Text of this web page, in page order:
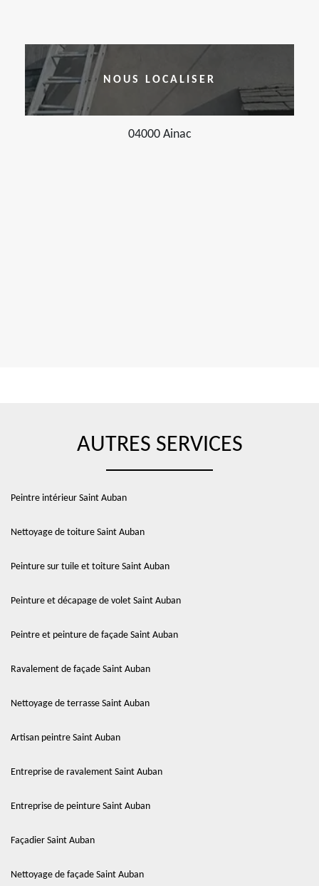
NOUS LOCALISER
04000 Ainac
AUTRES SERVICES
Peintre intérieur Saint Auban
Nettoyage de toiture Saint Auban
Peinture sur tuile et toiture Saint Auban
Peinture et décapage de volet Saint Auban
Peintre et peinture de façade Saint Auban
Ravalement de façade Saint Auban
Nettoyage de terrasse Saint Auban
Artisan peintre Saint Auban
Entreprise de ravalement Saint Auban
Entreprise de peinture Saint Auban
Façadier Saint Auban
Nettoyage de façade Saint Auban